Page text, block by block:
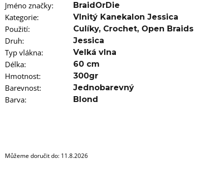
Jméno značky: BraidOrDie
Kategorie: Vlnitý Kanekalon Jessica
Použití: Culíky, Crochet, Open Braids
Druh: Jessica
Typ vlákna: Velká vlna
Délka: 60 cm
Hmotnost: 300gr
Barevnost: Jednobarevný
Barva: Blond
Můžeme doručit do: 11.8.2026
j
e
m
e
100%
EZ
KANEKALON
105
Kč